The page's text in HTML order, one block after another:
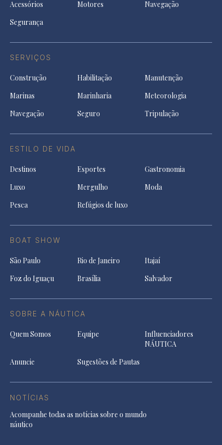
Acessórios Motores
Navegação
Segurança
SERVIÇOS
Construção Habilitação
Manutenção
Marinas
Marinharia
Meteorologia
Navegação
Seguro Tripulação
ESTILO DE VIDA
Destinos Esportes
Gastronomia
Luxo
Mergulho
Moda
Pesca
Refúgios de luxo
BOAT SHOW
São Paulo Rio de Janeiro
Itajaí
Foz do Iguaçu
Brasília Salvador
SOBRE A NÁUTICA
Quem Somos Equipe
Influenciadores
NÁUTICA
Anuncie
Sugestões de Pautas
NOTÍCIAS
Acompanhe todas as notícias sobre o mundo
náutico